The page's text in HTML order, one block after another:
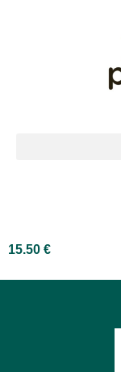
15.50 €